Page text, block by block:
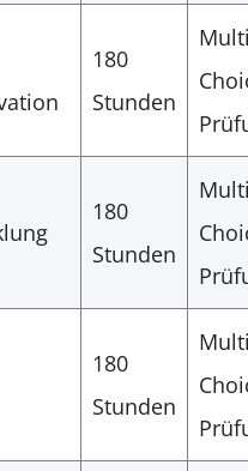
180
Stunden
180
Stunden
180
Stunden